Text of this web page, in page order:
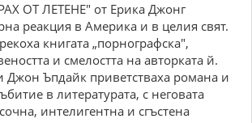
ОТ ЛЕТЕНЕ" от Ерика Джонг
реакция в Америка и в целия свят.
книгата „порнографска",
и смелостта на авторката й.
Ъпдайк приветстваха романа и
в литературата, с неговата
интелигентна и сгъстена